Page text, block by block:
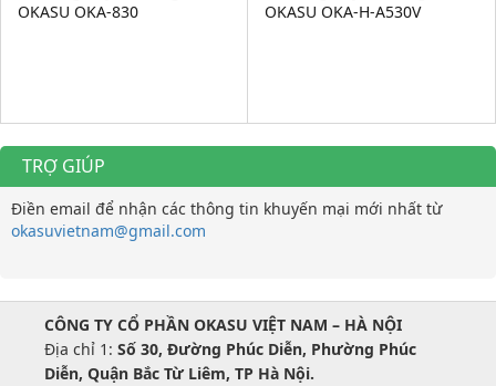
OKASU OKA-830
OKASU OKA-H-A530V
TRỢ GIÚP
Điền email để nhận các thông tin khuyến mại mới nhất từ
okasuvietnam@gmail.com
CÔNG TY CỔ PHẦN OKASU VIỆT NAM – HÀ NỘI
Địa chỉ 1: Số 30, Đường Phúc Diễn, Phường Phúc
Diễn, Quận Bắc Từ Liêm, TP Hà Nội.